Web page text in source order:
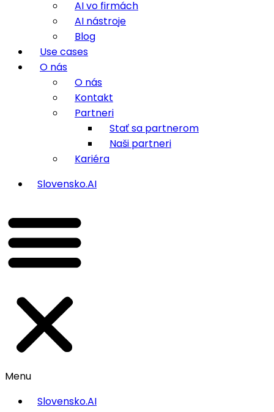
AI vo firmách
AI nástroje
Blog
Use cases
O nás
O nás
Kontakt
Partneri
Stať sa partnerom
Naši partneri
Kariéra
Slovensko.AI
Menu
Slovensko.AI